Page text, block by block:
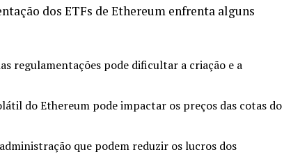
dos ETFs de Ethereum enfrenta alguns
regulamentações pode dificultar a criação e a
do Ethereum pode impactar os preços das cotas do
que podem reduzir os lucros dos